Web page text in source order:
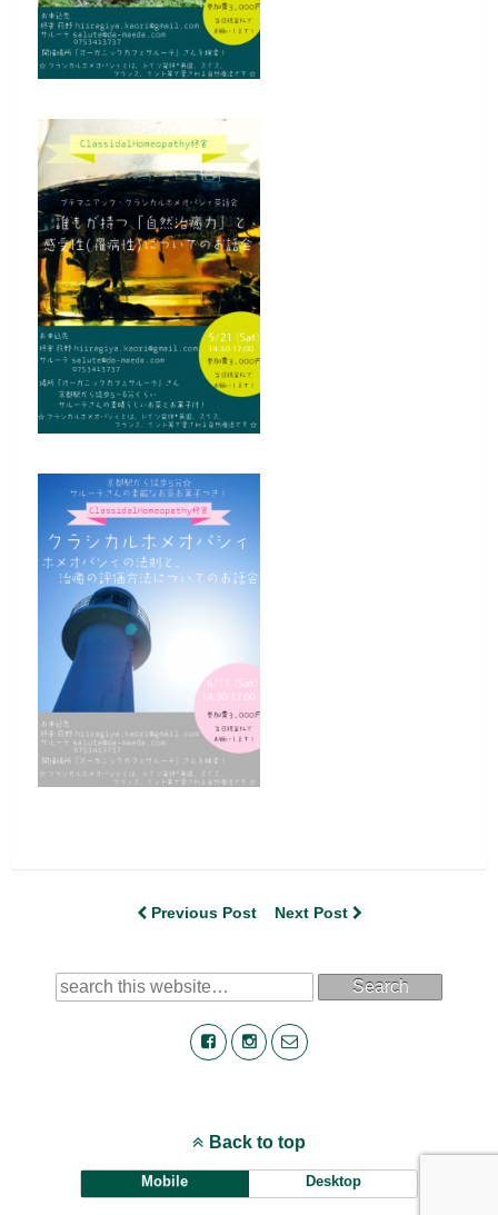
Previous Post Next Post
Search
Back to top
Mobile Desktop